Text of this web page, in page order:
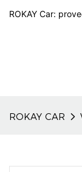
ROKAY Car:
ROKAY CAR